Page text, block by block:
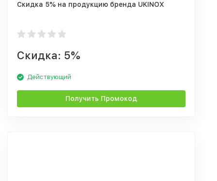
Скидка 5% на продукцию бренда UKINOX
Скидка: 5%
Действующий
Получить Промокод